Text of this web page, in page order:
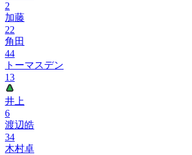
2
加藤
22
角田
44
トーマスデン
13
井上
6
渡辺皓
34
木村卓